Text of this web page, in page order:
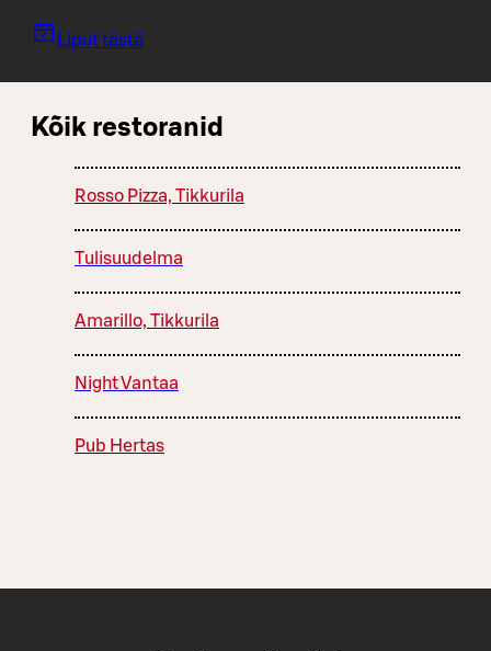
Liput tästä
Kõik restoranid
Rosso Pizza, Tikkurila
Tulisuudelma
Amarillo, Tikkurila
Night Vantaa
Pub Hertas